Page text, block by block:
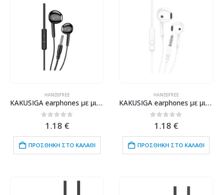
HANDSFREE
KAKUSIGA earphones με μικρόφωνο KSC-1301, 3.5mm σύνδεση, 14mm, 1.1m, μαύρα
out of 5
1.18 €
ΠΡΟΣΘΉΚΗ ΣΤΟ ΚΑΛΆΘΙ
HANDSFREE
KAKUSIGA earphones με μικρόφωνο KSC-1301, 3.5mm σύνδεση, 14mm, 1.1m, λευκά
out of 5
1.18 €
ΠΡΟΣΘΉΚΗ ΣΤΟ ΚΑΛΆΘΙ